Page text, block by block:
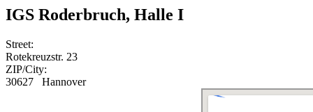
IGS Roderbruch, Halle I
Street:
Rotekreuzstr. 23
ZIP/City:
30627 Hannover